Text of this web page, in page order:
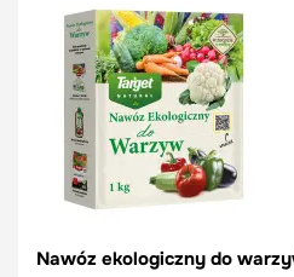
Nawóz ekologiczny do